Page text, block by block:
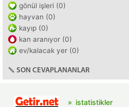
gönül işleri (0)
hayvan (0)
kayıp (0)
kan aranıyor (0)
ev/kalacak yer (0)
SON CEVAPLANANLAR
istatistikler